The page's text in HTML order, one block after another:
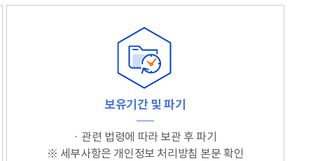
보유기간 및 파기
· 관련 법령에 따라 보관 후 파기
※ 세부사항은 개인정보 처리방침 본문 확인